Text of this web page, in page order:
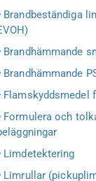
Brandbeständiga
Brandhämmande
Brandhämmande
Flamskyddsmedel
Formulera och
Limdetektering
Limrullar